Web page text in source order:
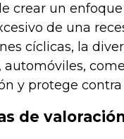
crear un
de una
cíclicas, la
automóviles,
y protege contra
de